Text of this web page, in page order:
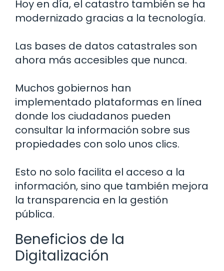
Hoy en día, el catastro también se ha
modernizado gracias a la tecnología.
Las bases de datos catastrales son
ahora más accesibles que nunca.
Muchos gobiernos han
implementado plataformas en línea
donde los ciudadanos pueden
consultar la información sobre sus
propiedades con solo unos clics.
Esto no solo facilita el acceso a la
información, sino que también mejora
la transparencia en la gestión
pública.
Beneficios de la
Digitalización